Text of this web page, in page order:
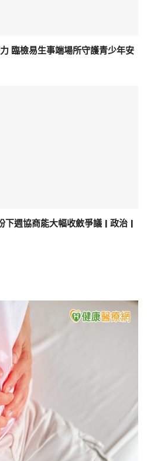
臨檢易生事端場所守護青少年安
週協商能大幅收斂爭議 | 政治 |